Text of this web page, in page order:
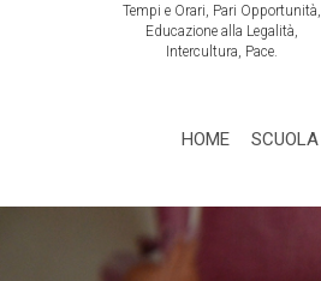
Tempi e Orari, Pari Opportunità,
Educazione alla Legalità,
Intercultura, Pace.
HOME SCUOLA